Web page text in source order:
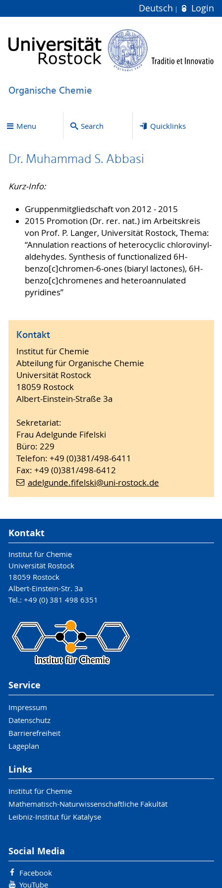
Deutsch Login
Organische Chemie
Menu Search Quicklinks
Dr. Muhammad S. Abbasi
Kurz-Info:
Gruppenmitgliedschaft von 2012 - 2015
2015 Promotion (Dr. rer. nat.) im Arbeitskreis
von Prof. P. Langer, Universität Rostock, Thema:
“Annulation reactions of heterocyclic chlorovinyl-
aldehydes. Synthesis of functionalized 6H-
benzo[c]chromen-6-ones (biaryl lactones), 6H-
benzo[c]chromenes and heteroannulated
pyridines”
Kontakt
Institut für Chemie
Abteilung für Organische Chemie
Universität Rostock
18059 Rostock
Albert-Einstein-Straße 3a
Sekretariat:
Frau Adelgunde Fifelski
Büro: 229
Telefon: +49 (0)381/498-6411
Fax: +49 (0)381/498-6412
adelgunde.fifelski@uni-rostock.de
Kontakt
Institut für Chemie
Universität Rostock
18059 Rostock
Albert-Einstein-Str. 3a
Tel.: +49 (0) 381 498 6351
Service
Impressum
Datenschutz
Barrierefreiheit
Lageplan
Links
Institut für Chemie
Mathematisch-Naturwissenschaftliche Fakultät
Leibniz-Institut für Katalyse
Social Media
Facebook
YouTube